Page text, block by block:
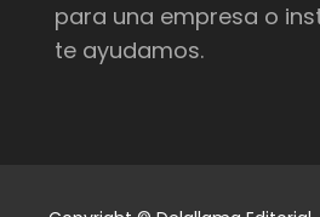
para una empresa o
te ayudamos.